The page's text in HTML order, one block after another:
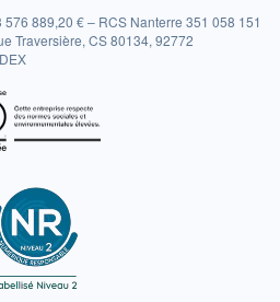
889,20 € – RCS Nanterre 351 058 151
Traversière, CS 80134, 92772